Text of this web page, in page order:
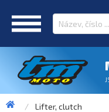
Lifter, clutch